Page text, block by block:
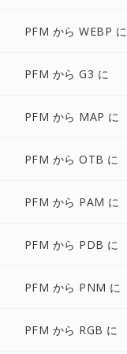
PFM から WEBP に
PFM から G3 に
PFM から MAP に
PFM から OTB に
PFM から PAM に
PFM から PDB に
PFM から PNM に
PFM から RGB に